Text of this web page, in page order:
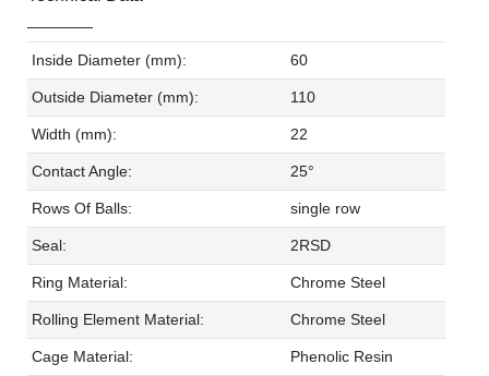
Inside Diameter (mm): 60
Outside Diameter (mm): 110
Width (mm): 22
Contact Angle: 25°
Rows Of Balls: single row
Seal: 2RSD
Ring Material: Chrome Steel
Rolling Element Material: Chrome Steel
Cage Material: Phenolic Resin